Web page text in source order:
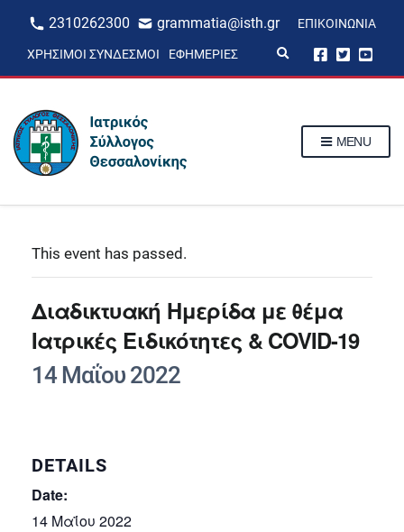
2310262300 grammatia@isth.gr ΕΠΙΚΟΙΝΩΝΊΑ
ΧΡΉΣΙΜΟΙ ΣΎΝΔΕΣΜΟΙ ΕΦΗΜΕΡΊΕΣ
p
MENU
This event has passed.
Διαδικτυακή Ημερίδα με θέμα
Ιατρικές Ειδικότητες & COVID-19
14 Μαΐου 2022
DETAILS
Date:
14 Μαΐου 2022